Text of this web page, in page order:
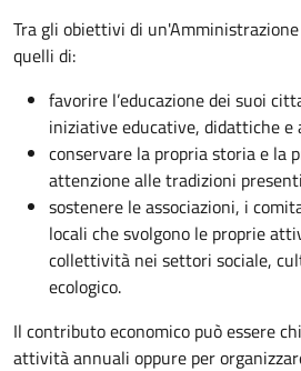
Tra gli obiettivi di
quelli di:
favorire l’educazione dei suoi
iniziative educative, didattiche
conservare la propria storia e la
attenzione alle tradizioni
sostenere le associazioni, i
locali che svolgono le proprie
collettività nei settori sociale,
ecologico.
Il contributo economico può essere
attività annuali oppure per